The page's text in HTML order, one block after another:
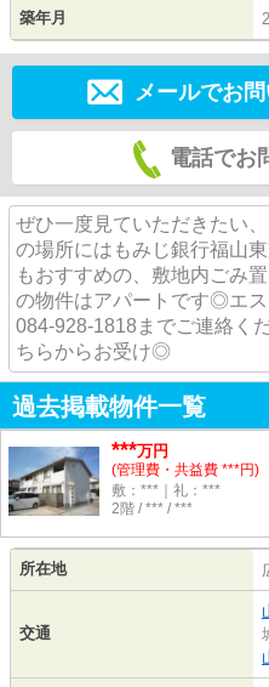
築年月
メールでお
電話でお
ぜひ一度見ていただきたい
の場所にはもみじ銀行福山
もおすすめの、敷地内ごみ
の物件はアパートです◎エス
084-928-1818までご連絡く
ちらからお受け◎
過去掲載物件一覧
***万円
(管理費・共益費 ***円)
敷：***｜礼：***
2階 / *** / ***
所在地
交通